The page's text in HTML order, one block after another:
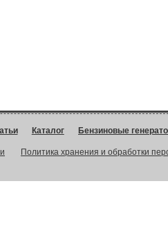
Каталог Бензиновые
Политика хранения и обработки